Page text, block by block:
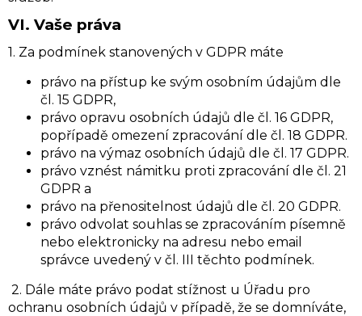
VI. Vaše práva
1. Za podmínek stanovených v GDPR máte
právo na přístup ke svým osobním údajům dle
čl. 15 GDPR,
právo opravu osobních údajů dle čl. 16 GDPR,
popřípadě omezení zpracování dle čl. 18 GDPR.
právo na výmaz osobních údajů dle čl. 17 GDPR.
právo vznést námitku proti zpracování dle čl. 21
GDPR a
právo na přenositelnost údajů dle čl. 20 GDPR.
právo odvolat souhlas se zpracováním písemně
nebo elektronicky na adresu nebo email
správce uvedený v čl. III těchto podmínek.
2. Dále máte právo podat stížnost u Úřadu pro
ochranu osobních údajů v případě, že se domníváte,